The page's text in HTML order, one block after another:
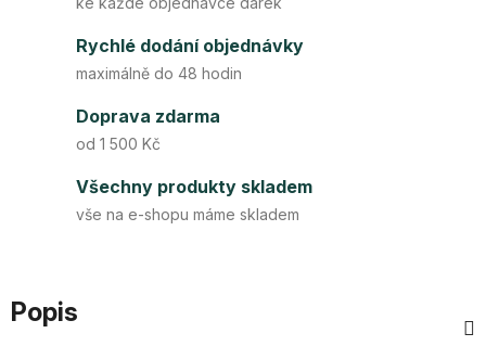
Rychlé dodání objednávky
maximálně do 48 hodin
Doprava zdarma
od 1 500 Kč
Všechny produkty skladem
vše na e-shopu máme skladem
Popis